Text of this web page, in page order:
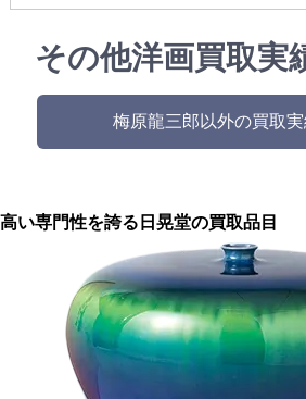
その他洋画買取実
梅原龍三郎以外の買取
高い専門性を誇る 日晃堂の買取品目